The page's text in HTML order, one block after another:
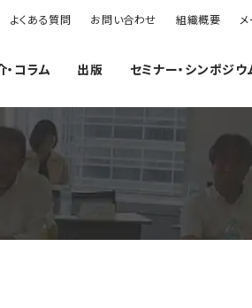
よくある質問 お問い合わせ 組織概要
コラム 出版 セミナー・シンポジウ